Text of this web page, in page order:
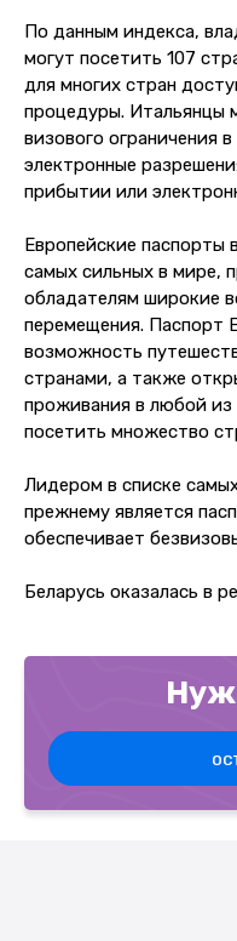
По данным индекса,
могут посетить 107
для многих стран
процедуры. Итальянцы
визового ограничения
электронные
прибытии или
Европейские паспорты
самых сильных в мире,
обладателям широкие
перемещения. Паспорт
возможность
странами, а также
проживания в любой
посетить множество
Лидером в списке
прежнему является
обеспечивает
Беларусь оказалась в